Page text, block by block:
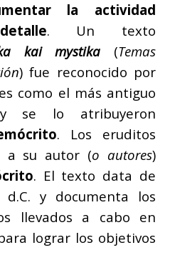
la actividad
. Un texto
kai mystika (Temas
) fue reconocido por
como el más antiguo
se lo atribuyeron
. Los eruditos
a su autor (o autores)
. El texto data de
y documenta los
llevados a cabo en
lograr los objetivos